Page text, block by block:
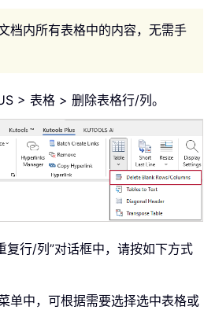
档内所有表格中的内容，无需手
> 表格 > 删除表格行/列。
复行/列”对话框中，请按如下方式
单中，可根据需要选择选中表格或